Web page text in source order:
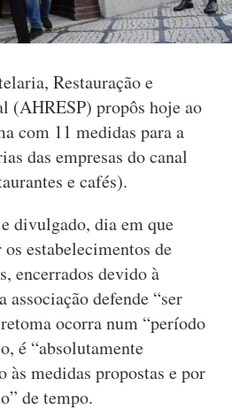
Restauração e
(AHRESP) propôs hoje ao
com 11 medidas para a
das empresas do canal
e cafés).
divulgado, dia em que
estabelecimentos de
encerrados devido à
defende “ser
ocorra num “período
é “absolutamente
às medidas propostas e por
de tempo.